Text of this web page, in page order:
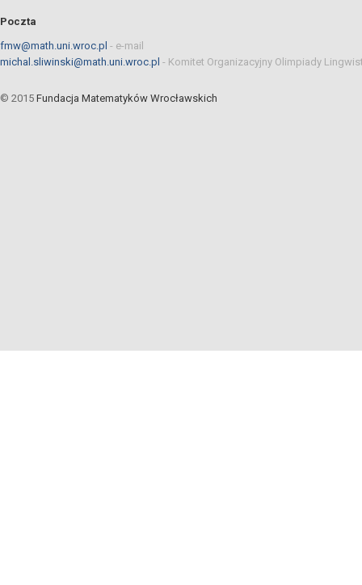
Poczta
fmw@math.uni.wroc.pl - e-mail
michal.sliwinski@math.uni.wroc.pl - Komitet Organizacyjny Olimpiady
© 2015 Fundacja Matematyków Wrocławskich